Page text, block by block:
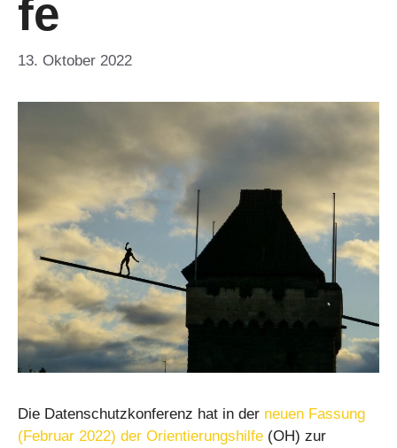
fe
13. Oktober 2022
Die Datenschutzkonferenz hat in der neuen Fassung
(Februar 2022) der Orientierungshilfe (OH) zur